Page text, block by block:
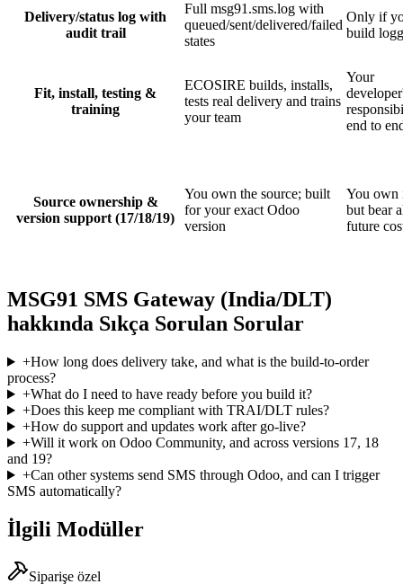
Delivery/status log with
audit trail
Full msg91.sms.log with
queued/sent/delivered/failed
states
Only if
build
Fit, install, testing &
training
ECOSIRE builds, installs,
tests real delivery and trains
your team
Your
end to
Source ownership &
version support (17/18/19)
You own the source; built
for your exact Odoo
version
You own
but bear
future
MSG91 SMS Gateway (India/DLT)
hakkında Sıkça Sorulan Sorular
+How long does delivery take, and what is the build-to-order
process?
+What do I need to have ready before you build it?
+Does this keep me compliant with TRAI/DLT rules?
+How do support and updates work after go-live?
+Will it work on Odoo Community, and across versions 17, 18
and 19?
+Can other systems send SMS through Odoo, and can I trigger
SMS automatically?
İlgili Modüller
Siparişe özel